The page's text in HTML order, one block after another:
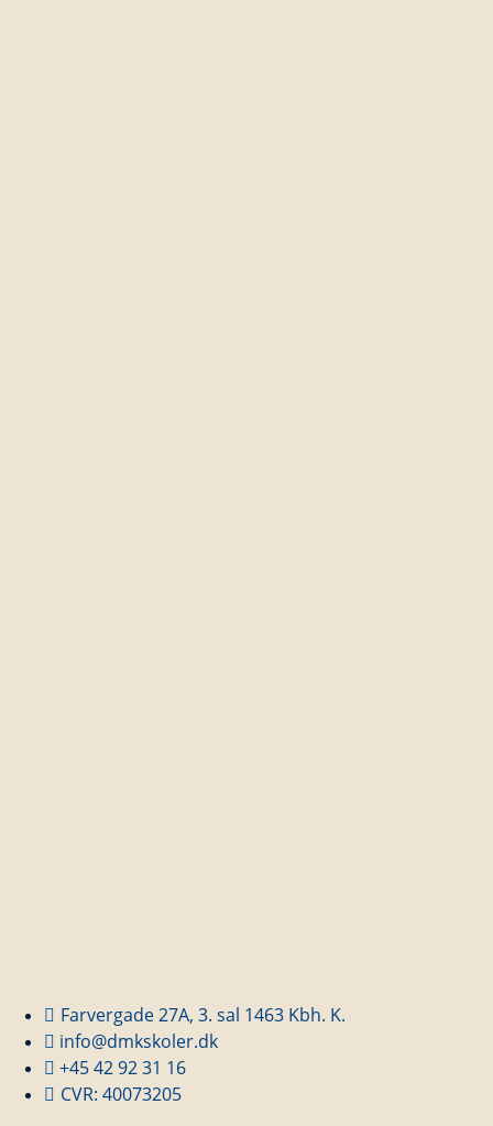
Farvergade 27A, 3. sal 1463 Kbh. K.
info@dmkskoler.dk
+45 42 92 31 16
CVR: 40073205